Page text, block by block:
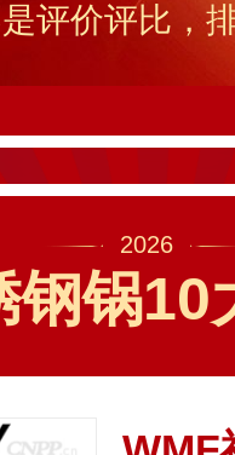
评价评比，
2026
钢锅10